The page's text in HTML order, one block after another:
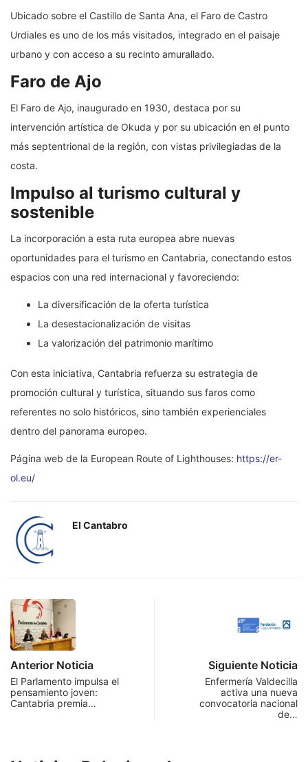
Ubicado sobre el Castillo de Santa Ana, el Faro de Castro
Urdiales es uno de los más visitados, integrado en el paisaje
urbano y con acceso a su recinto amurallado.
Faro de Ajo
El Faro de Ajo, inaugurado en 1930, destaca por su
intervención artística de Okuda y por su ubicación en el punto
más septentrional de la región, con vistas privilegiadas de la
costa.
Impulso al turismo cultural y
sostenible
La incorporación a esta ruta europea abre nuevas
oportunidades para el turismo en Cantabria, conectando estos
espacios con una red internacional y favoreciendo:
La diversificación de la oferta turística
La desestacionalización de visitas
La valorización del patrimonio marítimo
Con esta iniciativa, Cantabria refuerza su estrategia de
promoción cultural y turística, situando sus faros como
referentes no solo históricos, sino también experienciales
dentro del panorama europeo.
Página web de la European Route of Lighthouses: https://er-
ol.eu/
El Cantabro
Anterior Noticia
El Parlamento impulsa el
pensamiento joven:
Cantabria premia…
Siguiente Noticia
Enfermería Valdecilla
activa una nueva
convocatoria nacional
de…